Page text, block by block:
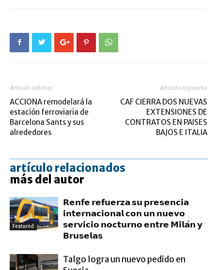
Artículo anterior
ACCIONA remodelará la
estación ferroviaria de
Barcelona Sants y sus
alrededores
Artículo siguiente
CAF CIERRA DOS NUEVAS
EXTENSIONES DE
CONTRATOS EN PAISES
BAJOS E ITALIA
artículo relacionados
más del autor
Featured
𝗥𝗲𝗻𝗳𝗲 𝗿𝗲𝗳𝘂𝗲𝗿𝘇𝗮 𝘀𝘂 𝗽𝗿𝗲𝘀𝗲𝗻𝗰𝗶𝗮
𝗶𝗻𝘁𝗲𝗿𝗻𝗮𝗰𝗶𝗼𝗻𝗮𝗹 𝗰𝗼𝗻 𝘂𝗻 𝗻𝘂𝗲𝘃𝗼
𝘀𝗲𝗿𝘃𝗶𝗰𝗶𝗼 𝗻𝗼𝗰𝘁𝘂𝗿𝗻𝗼 𝗲𝗻𝘁𝗿𝗲 𝗠𝗶𝗹𝗮́𝗻 𝘆
𝗕𝗿𝘂𝘀𝗲𝗹𝗮𝘀
Talgo logra un nuevo pedido en